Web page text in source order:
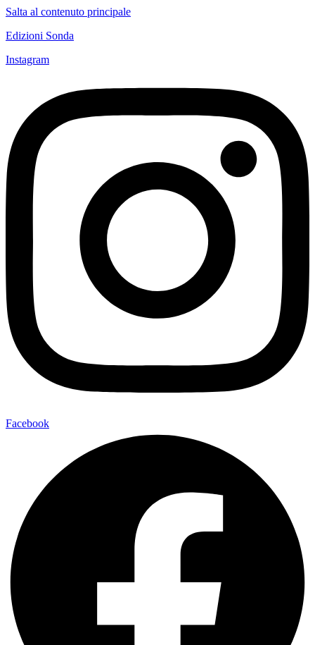
Salta al contenuto principale
Edizioni Sonda
Instagram
Facebook